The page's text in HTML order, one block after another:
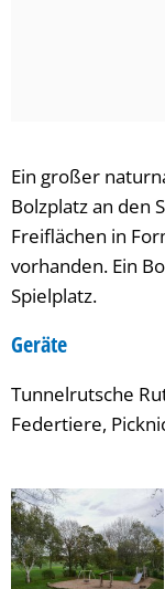
Ein großer
Bolzplatz an den
Freiflächen in
vorhanden. Ein
Spielplatz.
Geräte
Tunnelrutsche
Federtiere,